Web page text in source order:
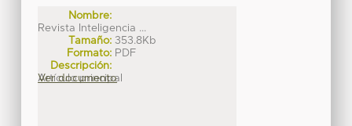
Nombre:
Revista Inteligencia ...
Tamaño: 353.8Kb
Formato: PDF
Descripción:
Artículo principal
Ver documento